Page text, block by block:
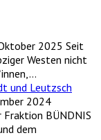
2025 Seit
Westen nicht
und Leutzsch
2024
BÜNDNIS
dem